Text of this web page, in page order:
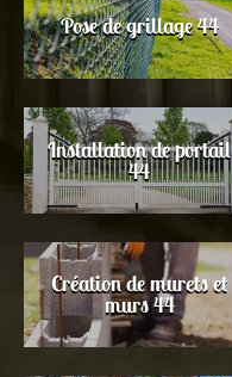
Pose de grillage 44
Installation de portail
44
Création de murets et
murs 44